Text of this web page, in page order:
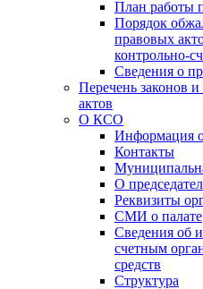
План работы
Порядок
правовых
контрольно-
Сведения о
Перечень законов
актов
О КСО
Информация
Контакты
О
Реквизиты
СМИ о палате
Сведения об
счетным
средств
Структура